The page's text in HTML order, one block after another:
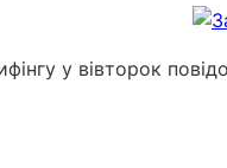
у вівторок